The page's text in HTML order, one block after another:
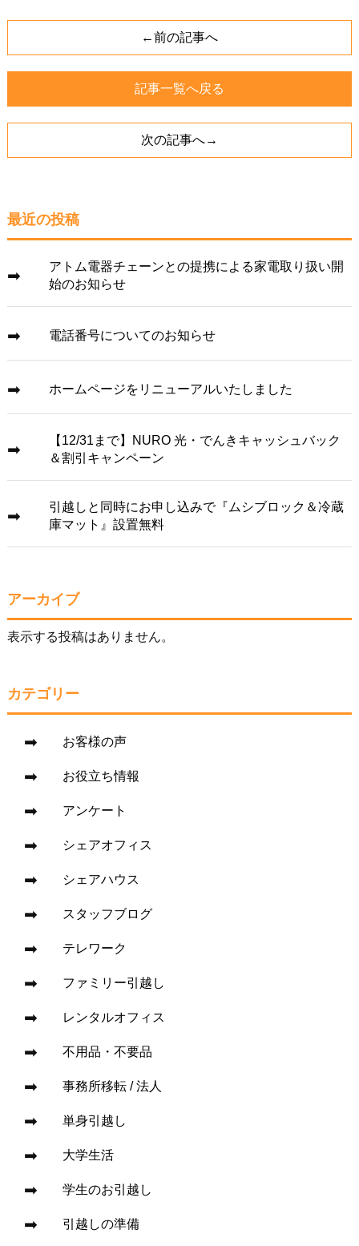
←前の記事へ
記事一覧へ戻る
次の記事へ→
最近の投稿
アトム電器チェーンとの提携による家電取り扱い開
始のお知らせ
電話番号についてのお知らせ
ホームページをリニューアルいたしました
【12/31まで】NURO 光・でんきキャッシュバック
＆割引キャンペーン
引越しと同時にお申し込みで『ムシブロック＆冷蔵
庫マット』設置無料
アーカイブ
表示する投稿はありません。
カテゴリー
お客様の声
お役立ち情報
アンケート
シェアオフィス
シェアハウス
スタッフブログ
テレワーク
ファミリー引越し
レンタルオフィス
不用品・不要品
事務所移転 / 法人
単身引越し
大学生活
学生のお引越し
引越しの準備